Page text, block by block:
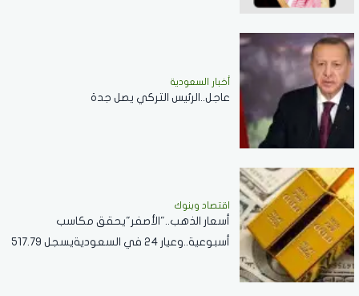
أخبار السعودية
عاجل..الرئيس التركي يصل جدة
اقتصاد وبنوك
أسعار الذهب.."الأصفر"يحقق مكاسب
أسبوعية..وعيار 24 في السعوديةيسجل 517.79